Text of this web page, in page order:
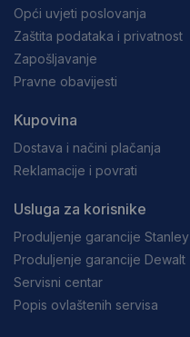
Opći uvjeti poslovanja
Zaštita podataka i privatnost
Zapošljavanje
Pravne obavijesti
Kupovina
Dostava i načini plačanja
Reklamacije i povrati
Usluga za korisnike
Produljenje garancije Stanley
Produljenje garancije Dewalt
Servisni centar
Popis ovlaštenih servisa